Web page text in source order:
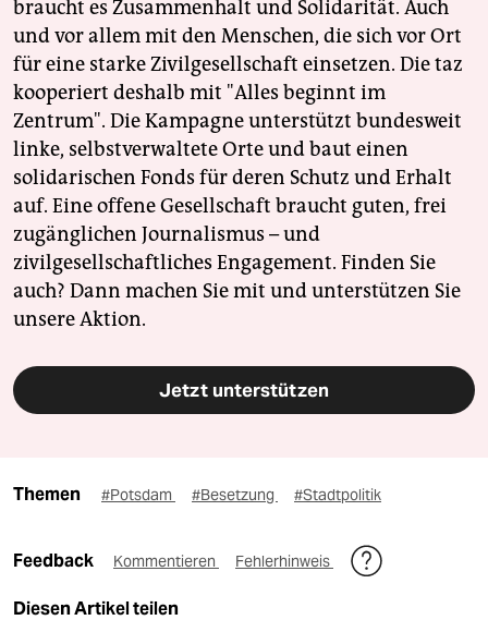
braucht es Zusammenhalt und Solidarität. Auch
und vor allem mit den Menschen, die sich vor Ort
für eine starke Zivilgesellschaft einsetzen. Die taz
kooperiert deshalb mit "Alles beginnt im
Zentrum". Die Kampagne unterstützt bundesweit
linke, selbstverwaltete Orte und baut einen
solidarischen Fonds für deren Schutz und Erhalt
auf. Eine offene Gesellschaft braucht guten, frei
zugänglichen Journalismus – und
zivilgesellschaftliches Engagement. Finden Sie
auch? Dann machen Sie mit und unterstützen Sie
unsere Aktion.
Jetzt unterstützen
Themen #Potsdam #Besetzung #Stadtpolitik
Feedback Kommentieren Fehlerhinweis
Diesen Artikel teilen